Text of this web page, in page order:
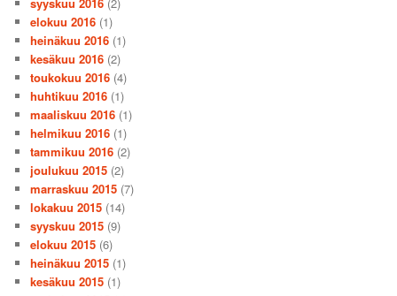
elokuu 2016 (1)
heinäkuu 2016 (1)
kesäkuu 2016 (2)
toukokuu 2016 (4)
huhtikuu 2016 (1)
maaliskuu 2016 (1)
helmikuu 2016 (1)
tammikuu 2016 (2)
joulukuu 2015 (2)
marraskuu 2015 (7)
lokakuu 2015 (14)
syyskuu 2015 (9)
elokuu 2015 (6)
heinäkuu 2015 (1)
kesäkuu 2015 (1)